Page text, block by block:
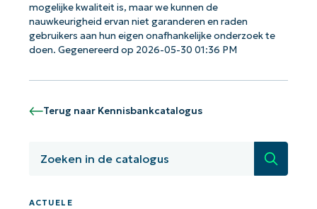
mogelijke kwaliteit is, maar we kunnen de
nauwkeurigheid ervan niet garanderen en raden
gebruikers aan hun eigen onafhankelijke onderzoek te
doen. Gegenereerd op 2026-05-30 01:36 PM
Terug naar Kennisbankcatalogus
Zoeken
ACTUELE